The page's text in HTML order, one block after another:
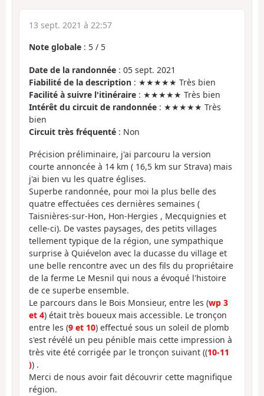
13 sept. 2021 à 22:57
Note globale : 5 / 5
Date de la randonnée : 05 sept. 2021
Fiabilité de la description : ★★★★★ Très bien
Facilité à suivre l'itinéraire : ★★★★★ Très bien
Intérêt du circuit de randonnée : ★★★★★ Très
bien
Circuit très fréquenté : Non
Précision préliminaire, j'ai parcouru la version
courte annoncée à 14 km ( 16,5 km sur Strava) mais
j'ai bien vu les quatre églises.
Superbe randonnée, pour moi la plus belle des
quatre effectuées ces dernières semaines (
Taisnières-sur-Hon, Hon-Hergies , Mecquignies et
celle-ci). De vastes paysages, des petits villages
tellement typique de la région, une sympathique
surprise à Quiévelon avec la ducasse du village et
une belle rencontre avec un des fils du propriétaire
de la ferme Le Mesnil qui nous a évoqué l'histoire
de ce superbe ensemble.
Le parcours dans le Bois Monsieur, entre les (wp 3
et 4) était très boueux mais accessible. Le tronçon
entre les (9 et 10) effectué sous un soleil de plomb
s'est révélé un peu pénible mais cette impression à
très vite été corrigée par le tronçon suivant ((10-11
)) .
Merci de nous avoir fait découvrir cette magnifique
région.